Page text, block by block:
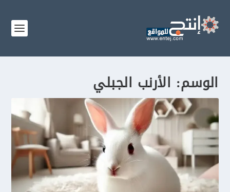
الوسم: الأرنب الجبلي